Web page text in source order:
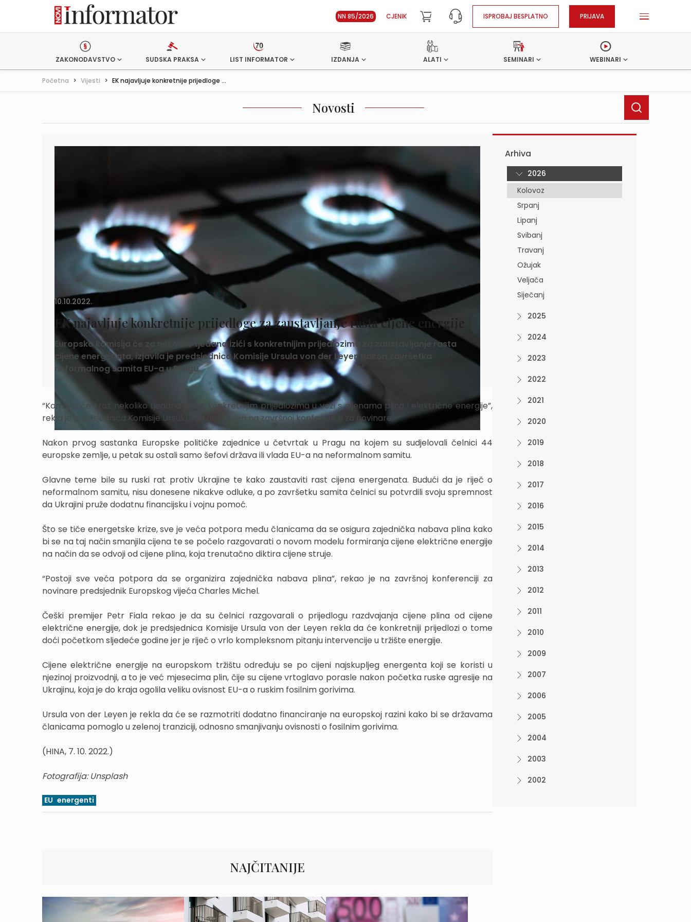
NN 85/2026 CJENIK ISPROBAJ BESPLATNO PRIJAVA
ZAKONODAVSTVO SUDSKA PRAKSA LIST INFORMATOR IZDANJA ALATI SEMINARI WEBINARI
Početna > Vijesti > EK najavljuje konkretnije prijedloge ...
Novosti
10.10.2022.
EK najavljuje konkretnije prijedloge za zaustavljanje rasta cijene energije
Europska komisija će za nekoliko tjedana izići s konkretnijim prijedlozima za zaustavljanje rasta
cijene energenata, izjavila je predsjednica Komisije Ursula von der Leyen nakon završetka
neformalnog samita EU-a u Pragu.
“Komisija će kroz nekoliko tjedana izići s konkretnijim prijedlozima u vezi s cijenama plina i električne energije”,
rekla je predsjednica Komisije Ursula von der Leyen na završnoj konferenciji za novinare.
Nakon prvog sastanka Europske političke zajednice u četvrtak u Pragu na kojem su sudjelovali čelnici 44
europske zemlje, u petak su ostali samo šefovi država ili vlada EU-a na neformalnom samitu.
Glavne teme bile su ruski rat protiv Ukrajine te kako zaustaviti rast cijena energenata. Budući da je riječ o
neformalnom samitu, nisu donesene nikakve odluke, a po završetku samita čelnici su potvrdili svoju spremnost
da Ukrajini pruže dodatnu financijsku i vojnu pomoć.
Što se tiče energetske krize, sve je veća potpora među članicama da se osigura zajednička nabava plina kako
bi se na taj način smanjila cijena te se počelo razgovarati o novom modelu formiranja cijene električne energije
na način da se odvoji od cijene plina, koja trenutačno diktira cijene struje.
“Postoji sve veća potpora da se organizira zajednička nabava plina”, rekao je na završnoj konferenciji za
novinare predsjednik Europskog vijeća Charles Michel.
Češki premijer Petr Fiala rekao je da su čelnici razgovarali o prijedlogu razdvajanja cijene plina od cijene
električne energije, dok je predsjednica Komisije Ursula von der Leyen rekla da će konkretniji prijedlozi o tome
doći početkom sljedeće godine jer je riječ o vrlo kompleksnom pitanju intervencije u tržište energije.
Cijene električne energije na europskom tržištu određuju se po cijeni najskupljeg energenta koji se koristi u
njezinoj proizvodnji, a to je već mjesecima plin, čije su cijene vrtoglavo porasle nakon početka ruske agresije na
Ukrajinu, koja je do kraja ogolila veliku ovisnost EU-a o ruskim fosilnim gorivima.
Ursula von der Leyen je rekla da će se razmotriti dodatno financiranje na europskoj razini kako bi se državama
članicama pomoglo u zelenoj tranziciji, odnosno smanjivanju ovisnosti o fosilnim gorivima.
(HINA, 7. 10. 2022.)
Fotografija: Unsplash
EU energenti
NAJČITANIJE
Arhiva
2026
Kolovoz
Srpanj
Lipanj
Svibanj
Travanj
Ožujak
Veljača
Siječanj
2025
2024
2023
2022
2021
2020
2019
2018
2017
2016
2015
2014
2013
2012
2011
2010
2009
2007
2006
2005
2004
2003
2002